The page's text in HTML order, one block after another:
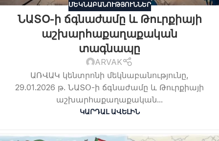
ՄԵԿՆԱԲԱՆՈՒԹՅՈՒՆՆԵՐ
ՆԱՏՕ-ի ճգնաժամը և Թուրքիայի
աշխարհաքաղաքական
տագնապը
ARVAK
ԱՌՎԱԿ կենտրոնի մեկնաբանությունը,
29.01.2026 թ. ՆԱՏՕ-ի ճգնաժամը և Թուրքիայի
աշխարհաքաղաքական...
ԿԱՐԴԱԼ ԱՎԵԼԻՆ